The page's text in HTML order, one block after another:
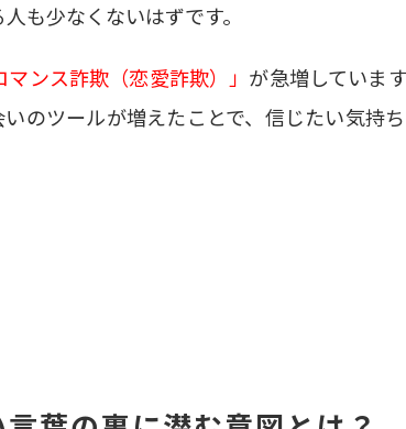
も少なくないはずです。
マンス詐欺（恋愛詐欺）」 が急増していま
のツールが増えたことで、信じたい気持